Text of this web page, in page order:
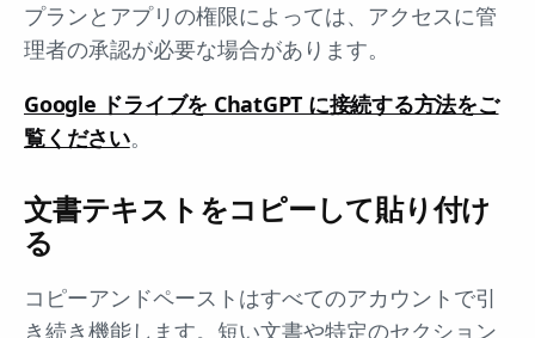
プランとアプリの権限によっては、アクセスに管
理者の承認が必要な場合があります。
Google ドライブを ChatGPT に接続する方法をご
覧ください。
文書テキストをコピーして貼り付け
る
コピーアンドペーストはすべてのアカウントで引
き続き機能します。短い文書や特定のセクション